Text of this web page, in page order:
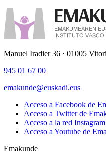
Manuel Iradier 36 · 01005
945 01 67 00
emakunde@euskadi.eus
Acceso a Facebook de
Acceso a Twitter de
Acceso a la red
Acceso a Youtube de
Emakunde